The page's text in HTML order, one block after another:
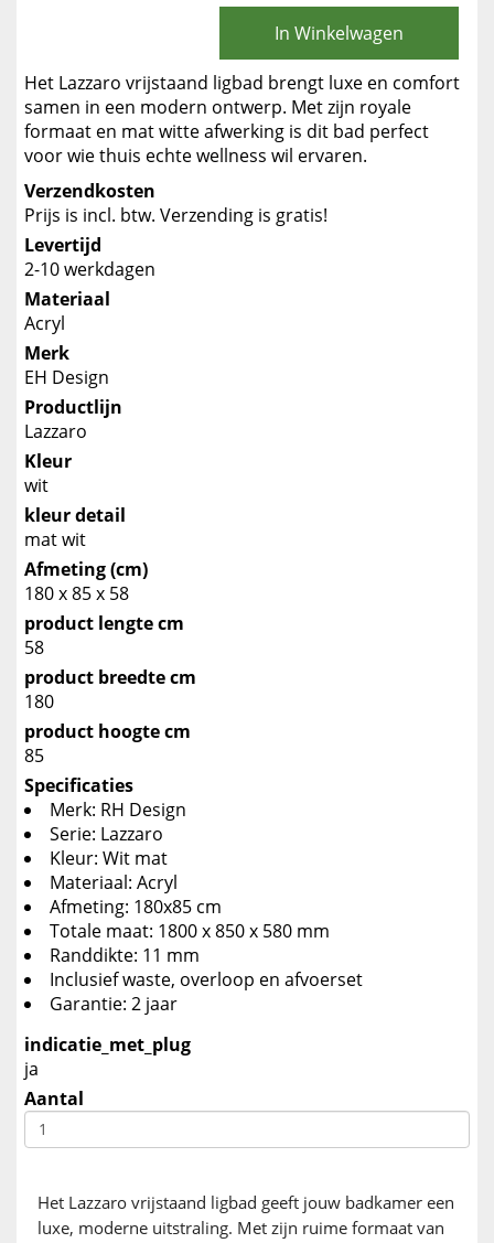
In Winkelwagen
Het Lazzaro vrijstaand ligbad brengt luxe en comfort
samen in een modern ontwerp. Met zijn royale
formaat en mat witte afwerking is dit bad perfect
voor wie thuis echte wellness wil ervaren.
Verzendkosten
Prijs is incl. btw. Verzending is gratis!
Levertijd
2-10 werkdagen
Materiaal
Acryl
Merk
EH Design
Productlijn
Lazzaro
Kleur
wit
kleur detail
mat wit
Afmeting (cm)
180 x 85 x 58
product lengte cm
58
product breedte cm
180
product hoogte cm
85
Specificaties
Merk: RH Design
Serie: Lazzaro
Kleur: Wit mat
Materiaal: Acryl
Afmeting: 180x85 cm
Totale maat: 1800 x 850 x 580 mm
Randdikte: 11 mm
Inclusief waste, overloop en afvoerset
Garantie: 2 jaar
indicatie_met_plug
ja
Aantal
Het Lazzaro vrijstaand ligbad geeft jouw badkamer een
luxe, moderne uitstraling. Met zijn ruime formaat van